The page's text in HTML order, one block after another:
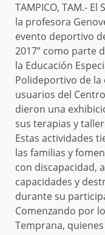
TAMPICO, TAM.-
la profesora
evento deportivo
2017” como parte
la Educación
Polideportivo de
usuarios del
dieron una
sus terapias y
Estas actividades
las familias y
con discapacidad,
capacidades y
durante su
Comenzando por
Temprana,